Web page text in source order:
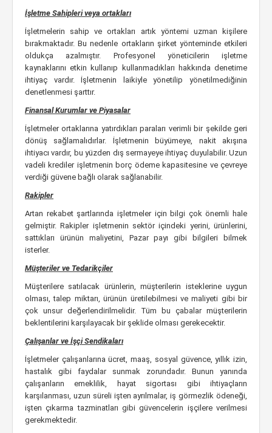
İşletme Sahipleri veya ortakları
İşletmelerin sahip ve ortakları artık yöntemi uzman kişilere
bırakmaktadır. Bu nedenle ortakların şirket yönteminde etkileri
oldukça azalmıştır. Profesyonel yöneticilerin işletme
kaynaklarını etkin kullanıp kullanmadıkları hakkında denetime
ihtiyaç vardır. İşletmenin laikiyle yönetilip yönetilmediğinin
denetlenmesi şarttır.
Finansal Kurumlar ve Piyasalar
İşletmeler ortaklarına yatırdıkları paraları verimli bir şekilde geri
dönüş sağlamalıdırlar. İşletmenin büyümeye, nakit akışına
ihtiyacı vardır, bu yüzden dış sermayeye ihtiyaç duyulabilir. Uzun
vadeli krediler işletmenin borç ödeme kapasitesine ve çevreye
verdiği güvene bağlı olarak sağlanabilir.
Rakipler
Artan rekabet şartlarında işletmeler için bilgi çok önemli hale
gelmiştir. Rakipler işletmenin sektör içindeki yerini, ürünlerini,
sattıkları ürünün maliyetini, Pazar payı gibi bilgileri bilmek
isterler.
Müşteriler ve Tedarikçiler
Müşterilere satılacak ürünlerin, müşterilerin isteklerine uygun
olması, talep miktarı, ürünün üretilebilmesi ve maliyeti gibi bir
çok unsur değerlendirilmelidir. Tüm bu çabalar müşterilerin
beklentilerini karşılayacak bir şeklide olması gerekecektir.
Çalışanlar ve İşçi Sendikaları
İşletmeler çalışanlarına ücret, maaş, sosyal güvence, yıllık izin,
hastalık gibi faydalar sunmak zorundadır. Bunun yanında
çalışanların emeklilik, hayat sigortası gibi ihtiyaçların
karşılanması, uzun süreli işten ayrılmalar, iş görmezlik ödeneği,
işten çıkarma tazminatları gibi güvencelerin işçilere verilmesi
gerekmektedir.